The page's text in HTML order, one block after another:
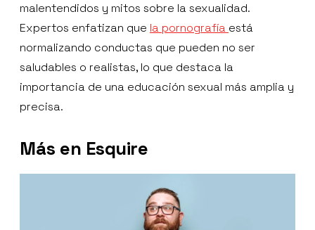
malentendidos y mitos sobre la sexualidad.
Expertos enfatizan que la pornografía está
normalizando conductas que pueden no ser
saludables o realistas, lo que destaca la
importancia de una educación sexual más amplia y
precisa.
Más en Esquire